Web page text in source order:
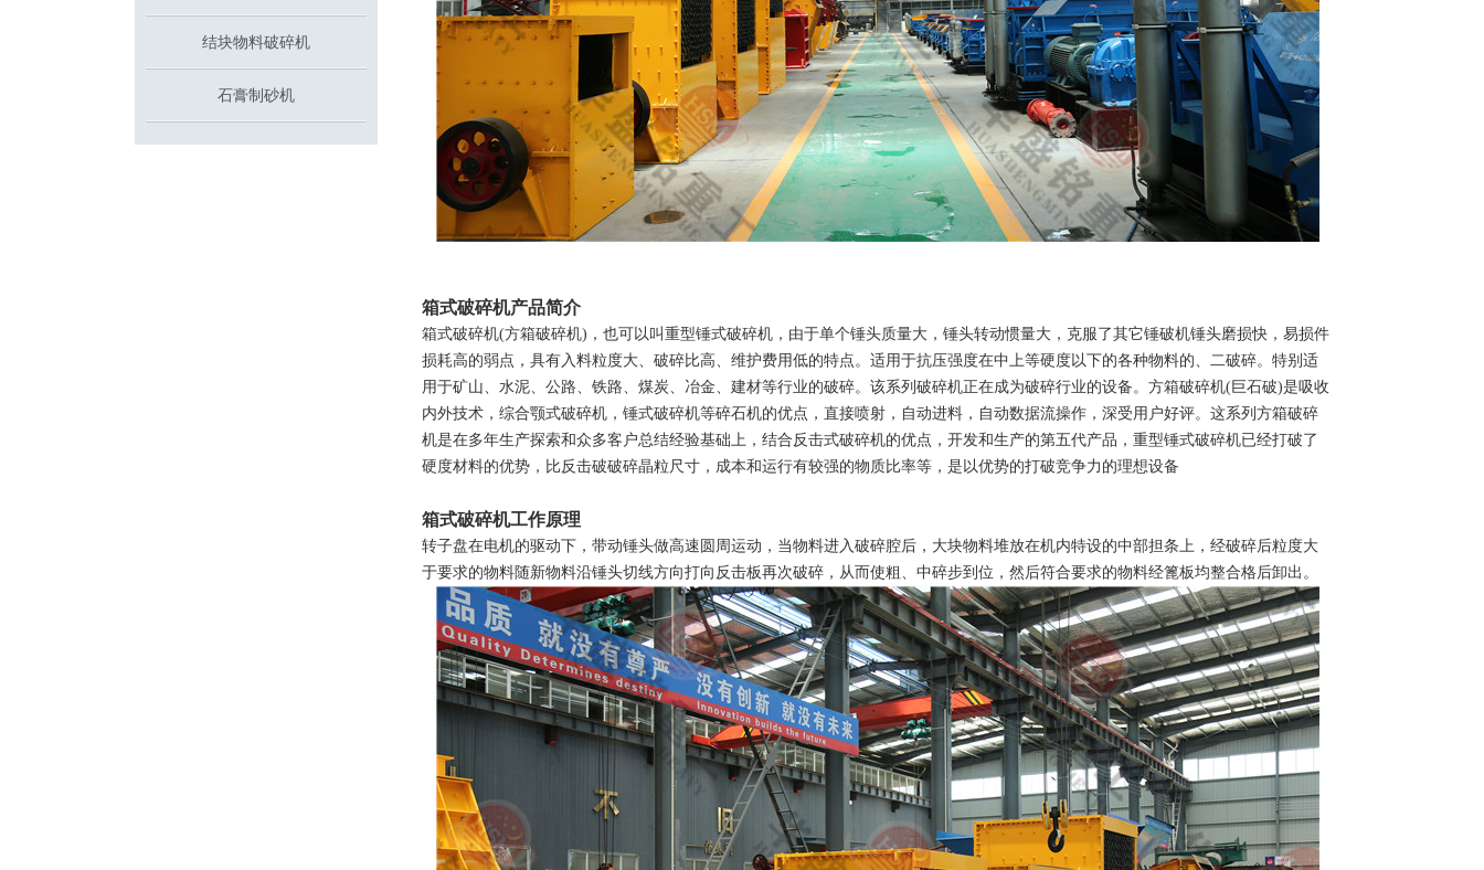
结块物料破碎机
石膏制砂机
箱式破碎机产品简介
箱式破碎机(方箱破碎机)，也可以叫重型锤式破碎机，由于单个锤头质量大，锤头转动惯量大，克服了其它锤破机锤头磨损快，易损件
损耗高的弱点，具有入料粒度大、破碎比高、维护费用低的特点。适用于抗压强度在中上等硬度以下的各种物料的、二破碎。特别适
用于矿山、水泥、公路、铁路、煤炭、冶金、建材等行业的破碎。该系列破碎机正在成为破碎行业的设备。方箱破碎机(巨石破)是吸收
内外技术，综合颚式破碎机，锤式破碎机等碎石机的优点，直接喷射，自动进料，自动数据流操作，深受用户好评。这系列方箱破碎
机是在多年生产探索和众多客户总结经验基础上，结合反击式破碎机的优点，开发和生产的第五代产品，重型锤式破碎机已经打破了
硬度材料的优势，比反击破破碎晶粒尺寸，成本和运行有较强的物质比率等，是以优势的打破竞争力的理想设备
箱式破碎机工作原理
转子盘在电机的驱动下，带动锤头做高速圆周运动，当物料进入破碎腔后，大块物料堆放在机内特设的中部担条上，经破碎后粒度大
于要求的物料随新物料沿锤头切线方向打向反击板再次破碎，从而使粗、中碎步到位，然后符合要求的物料经篦板均整合格后卸出。